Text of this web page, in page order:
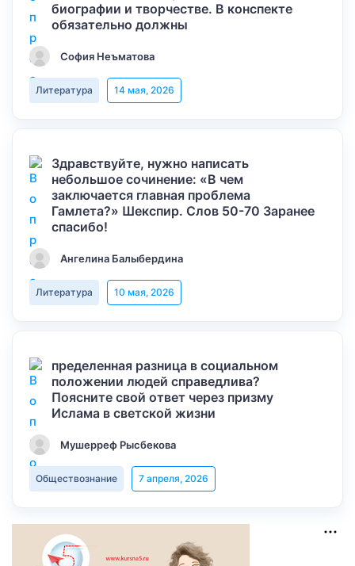
биографии и творчестве. В конспекте
обязательно должны
София Неъматова
Литература 14 мая, 2026
Здравствуйте, нужно написать
небольшое сочинение: «В чем
заключается главная проблема
Гамлета?» Шекспир. Слов 50-70 Заранее
спасибо!
Ангелина Балыбердина
Литература 10 мая, 2026
пределенная разница в социальном
положении людей справедлива?
Поясните свой ответ через призму
Ислама в светской жизни
Мушерреф Рысбекова
Обществознание 7 апреля, 2026